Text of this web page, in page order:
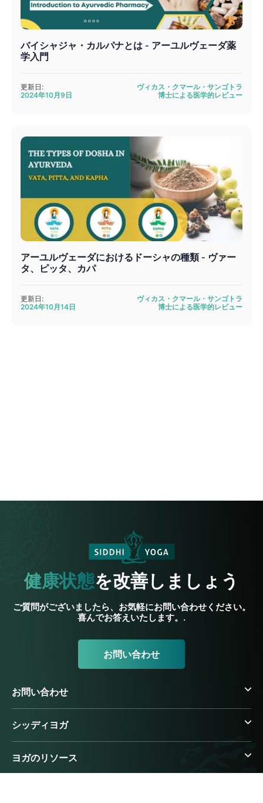
バイシャジャ・カルパナとは - アーユルヴェーダ薬
学入門
更新日:
2024年10月9日
ヴィカス・クマール・サンゴトラ
博士による医学的レビュー
アーユルヴェーダにおけるドーシャの種類 - ヴァー
タ、ピッタ、カパ
更新日:
2024年10月14日
ヴィカス・クマール・サンゴトラ
博士による医学的レビュー
健康状態を改善しましょう
ご質問がございましたら、お気軽にお問い合わせください。
喜んでお答えいたします。.
お問い合わせ
お問い合わせ
シッディヨガ
ヨガのリソース